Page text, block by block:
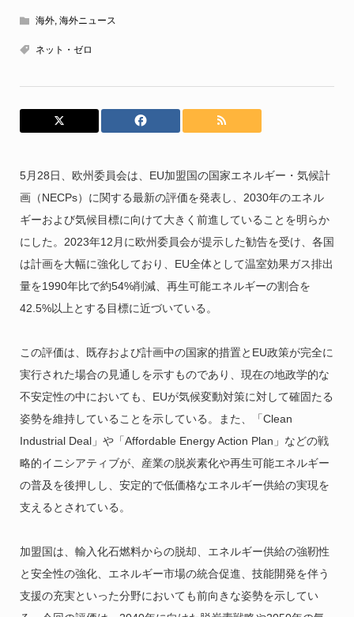
海外, 海外ニュース
ネット・ゼロ
5月28日、欧州委員会は、EU加盟国の国家エネルギー・気候計
画（NECPs）に関する最新の評価を発表し、2030年のエネル
ギーおよび気候目標に向けて大きく前進していることを明らか
にした。2023年12月に欧州委員会が提示した勧告を受け、各国
は計画を大幅に強化しており、EU全体として温室効果ガス排出
量を1990年比で約54%削減、再生可能エネルギーの割合を
42.5%以上とする目標に近づいている。
この評価は、既存および計画中の国家的措置とEU政策が完全に
実行された場合の見通しを示すものであり、現在の地政学的な
不安定性の中においても、EUが気候変動対策に対して確固たる
姿勢を維持していることを示している。また、「Clean
Industrial Deal」や「Affordable Energy Action Plan」などの戦
略的イニシアティブが、産業の脱炭素化や再生可能エネルギー
の普及を後押しし、安定的で低価格なエネルギー供給の実現を
支えるとされている。
加盟国は、輸入化石燃料からの脱却、エネルギー供給の強靭性
と安全性の強化、エネルギー市場の統合促進、技能開発を伴う
支援の充実といった分野においても前向きな姿勢を示してい